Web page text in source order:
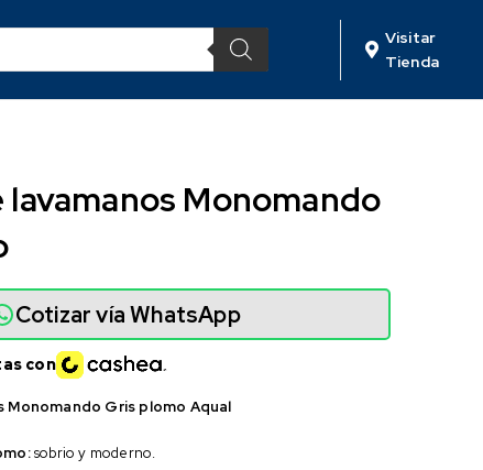
Visitar
Tienda
Monomando
Monomando Gris plomo Aqual
sobrio y moderno.
Cotizar vía WhatsApp
con